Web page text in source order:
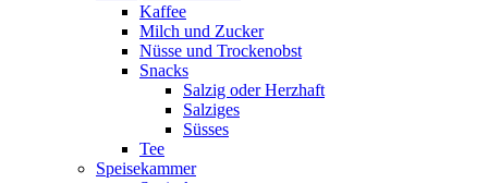
Kaffee
Milch und Zucker
Nüsse und Trockenobst
Snacks
Salzig oder Herzhaft
Salziges
Süsses
Tee
Speisekammer